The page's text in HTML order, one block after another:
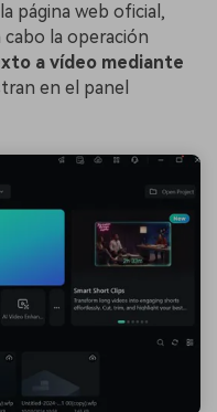
página web oficial,
la operación
a vídeo mediante
en el panel